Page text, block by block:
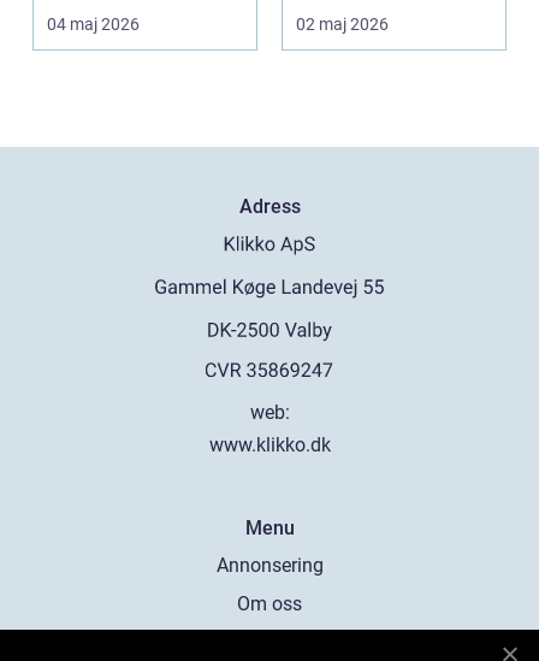
energiförbrukning...
04 maj 2026
färger på väggarna.
Rätt ...
02 maj 2026
Adress
web:
www.klikko.dk
Menu
Annonsering
Om oss